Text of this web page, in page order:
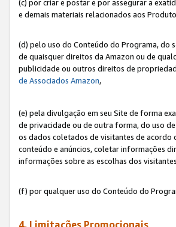
(c) por criar e postar e por assegurar a
e demais materiais relacionados aos
(d) pelo uso do Conteúdo do Programa, do
de quaisquer direitos da Amazon ou de
publicidade ou outros direitos de
de Associados Amazon,
(e) pela divulgação em seu Site de forma
de privacidade ou de outra forma, do uso
os dados coletados de visitantes de acordo
conteúdo e anúncios, coletar informações
informações sobre as escolhas dos
(f) por qualquer uso do Conteúdo do